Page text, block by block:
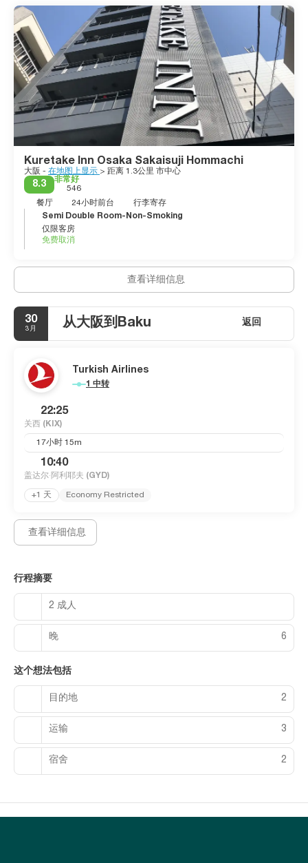
挤满了餐馆和酒吧。
在城外也有一些美丽的地方可以参观。 Minoo 是大阪的郊区，拥
有宜人的林地、令人印象深刻的瀑布、徒步旅行的机会和令人放松
的水疗中心。
大阪将历史、文化和艺术景点与现代日本大都市的所有乐趣融为一
体。日本第三大城市拥有令人兴奋的氛围，与日本一些最具历史意
Kuretake Inn Osaka Sakaisuji Hommachi
大阪 - 在地图上显示 > 距离 1.3公里 市中心
8.3
非常好
546
餐厅
24小时前台
行李寄存
Semi Double Room-Non-Smoking
仅限客房
免费取消
查看详细信息
30
3月 从大阪到Baku 返回
Turkish Airlines
1 中转
22:25
关西 (KIX)
17小时 15m
10:40
盖达尔·阿利耶夫 (GYD)
+1 天 Economy Restricted
查看详细信息
行程摘要
2 成人
晚 6
这个想法包括
目的地 2
运输 3
宿舍 2